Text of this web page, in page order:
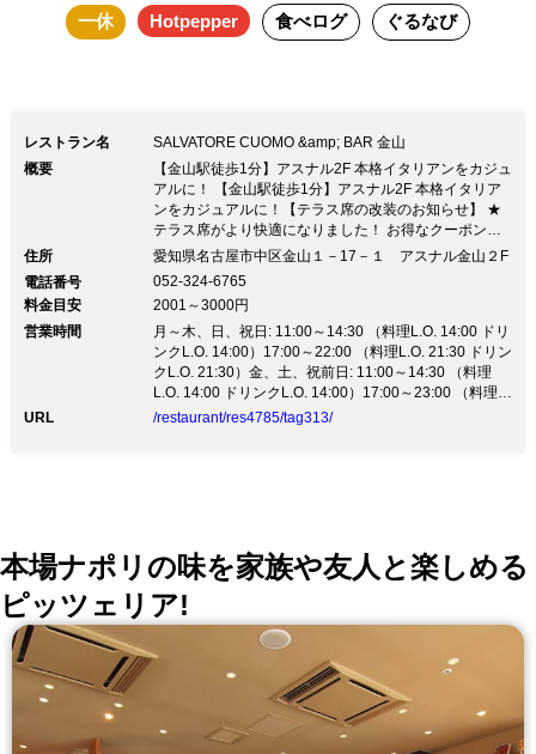
一休 Hotpepper 食べログ ぐるなび
レストラン名
SALVATORE CUOMO &amp; BAR 金山
概要
【金山駅徒歩1分】アスナル2F 本格イタリアンをカジュ
アルに！ 【金山駅徒歩1分】アスナル2F 本格イタリア
ンをカジュアルに！【テラス席の改装のお知らせ】 ★
テラス席がより快適になりました！ お得なクーポンを
お配りしております。 ★金曜・土曜・祝前日は23時ま
予定です。
住所
愛知県名古屋市中区金山１－17－１ アスナル金山２F
電話番号
052-324-6765
料金目安
2001～3000円
営業時間
月～木、日、祝日: 11:00～14:30 （料理L.O. 14:00 ドリ
ンクL.O. 14:00）17:00～22:00 （料理L.O. 21:30 ドリン
クL.O. 21:30）金、土、祝前日: 11:00～14:30 （料理
L.O. 14:00 ドリンクL.O. 14:00）17:00～23:00 （料理
L.O. 22:30 ドリンクL.O. 22:30）
URL /restaurant/res4785/tag313/
本場ナポリの味を家族や友人と楽しめる
ピッツェリア!